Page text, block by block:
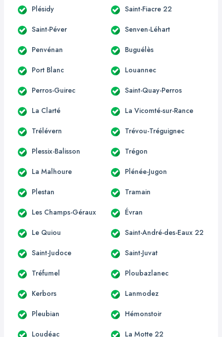
Plésidy Saint-Fiacre 22
Saint-Péver Senven-Léhart
Penvénan Buguélès
Port Blanc Louannec
Perros-Guirec Saint-Quay-Perros
La Clarté La Vicomté-sur-Rance
Trélévern Trévou-Tréguignec
Plessix-Balisson Trégon
La Malhoure Plénée-Jugon
Plestan Tramain
Les Champs-Géraux Évran
Le Quiou Saint-André-des-Eaux 22
Saint-Judoce Saint-Juvat
Tréfumel Ploubazlanec
Kerbors Lanmodez
Pleubian Hémonstoir
Loudéac La Motte 22